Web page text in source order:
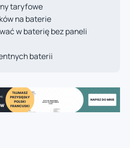
taryfowe
na baterie
w baterię bez paneli
baterii